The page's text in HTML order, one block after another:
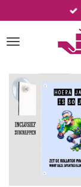
direct
naar
de